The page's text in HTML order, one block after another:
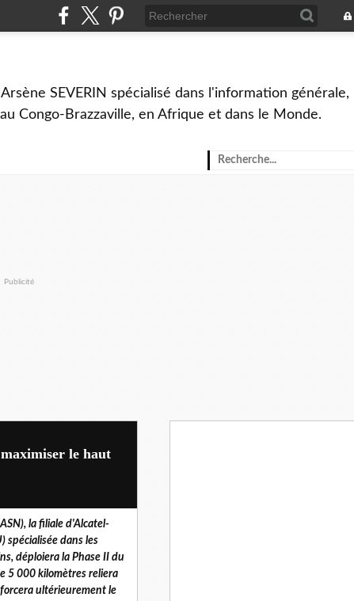
SEVERIN spécialisé dans l'information générale,
Congo-Brazzaville, en Afrique et dans le Monde.
Publicité
le haut
la filiale d'Alcatel-
spécialisée dans les
déploiera la Phase II du
5 000 kilomètres reliera
ultérieurement le